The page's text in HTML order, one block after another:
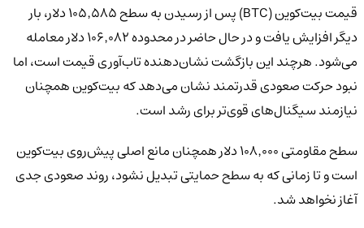
قیمت بیت‌کوین (BTC) پس از رسیدن به سطح ۱۰۵٬۵۸۵ دلار، بار
دیگر افزایش یافت و در حال حاضر در محدوده ۱۰۶٬۰۸۲ دلار معامله
می‌شود. هرچند این بازگشت نشان‌دهنده تاب‌آوری قیمت است، اما
نبود حرکت صعودی قدرتمند نشان می‌دهد که بیت‌کوین همچنان
نیازمند سیگنال‌های قوی‌تر برای رشد است.
سطح مقاومتی ۱۰۸٬۰۰۰ دلار همچنان مانع اصلی پیش‌روی بیت‌کوین
است و تا زمانی که به سطح حمایتی تبدیل نشود، روند صعودی جدی
آغاز نخواهد شد.